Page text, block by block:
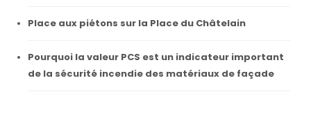
Place aux piétons sur la Place du Châtelain
Pourquoi la valeur PCS est un indicateur important
de la sécurité incendie des matériaux de façade